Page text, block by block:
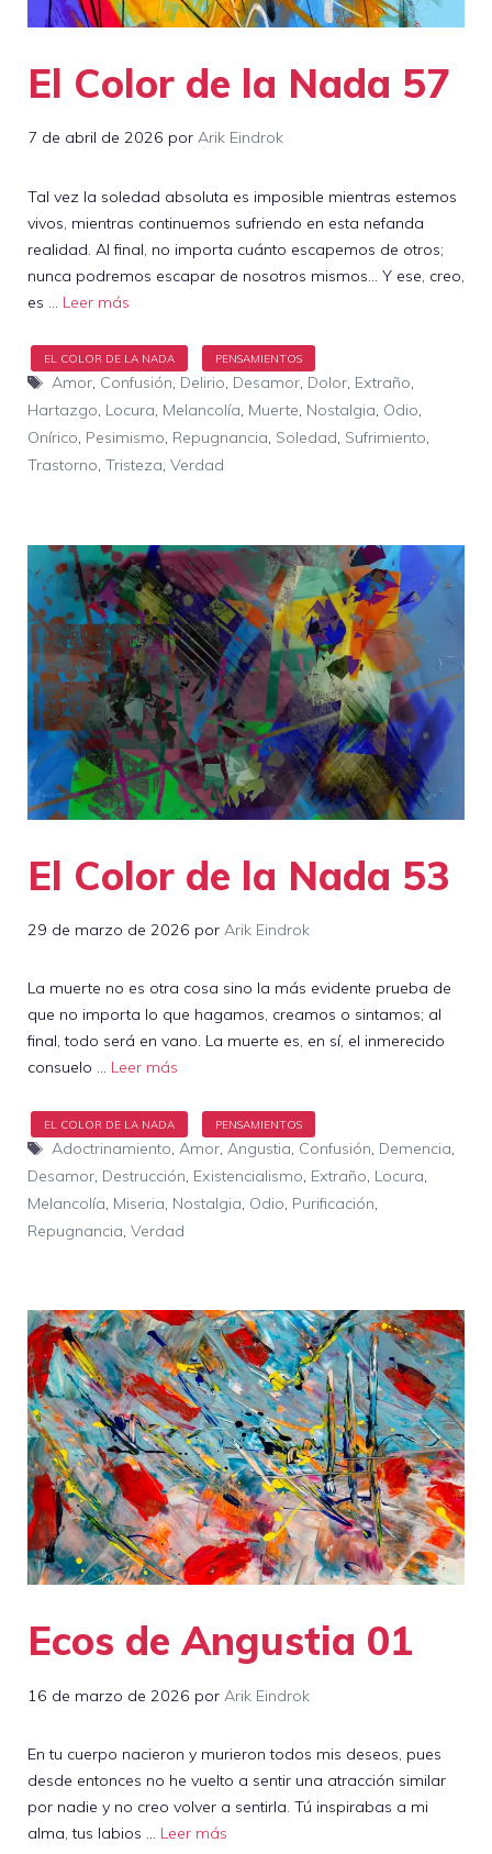
El Color de la Nada 57
7 de abril de 2026 por Arik Eindrok
Tal vez la soledad absoluta es imposible mientras estemos
vivos, mientras continuemos sufriendo en esta nefanda
realidad. Al final, no importa cuánto escapemos de otros;
nunca podremos escapar de nosotros mismos… Y ese, creo,
es … Leer más
Etiquetas
Amor, Confusión, Delirio, Desamor, Dolor, Extraño,
Hartazgo, Locura, Melancolía, Muerte, Nostalgia, Odio,
Onírico, Pesimismo, Repugnancia, Soledad, Sufrimiento,
Trastorno, Tristeza, Verdad
El Color de la Nada 53
29 de marzo de 2026 por Arik Eindrok
La muerte no es otra cosa sino la más evidente prueba de
que no importa lo que hagamos, creamos o sintamos; al
final, todo será en vano. La muerte es, en sí, el inmerecido
consuelo … Leer más
Etiquetas
Adoctrinamiento, Amor, Angustia, Confusión, Demencia,
Desamor, Destrucción, Existencialismo, Extraño, Locura,
Melancolía, Miseria, Nostalgia, Odio, Purificación,
Repugnancia, Verdad
Ecos de Angustia 01
16 de marzo de 2026 por Arik Eindrok
En tu cuerpo nacieron y murieron todos mis deseos, pues
desde entonces no he vuelto a sentir una atracción similar
por nadie y no creo volver a sentirla. Tú inspirabas a mi
alma, tus labios … Leer más